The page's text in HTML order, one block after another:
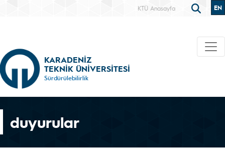
KTÜ Anasayfa EN
KARADENİZ
TEKNİK ÜNİVERSİTESİ
Sürdürülebilirlik
duyurular